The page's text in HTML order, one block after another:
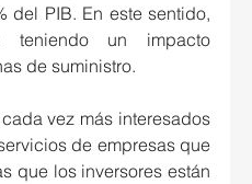
del PIB. En este sentido,
teniendo un impacto
de suministro.
vez más interesados
de empresas que
que los inversores están